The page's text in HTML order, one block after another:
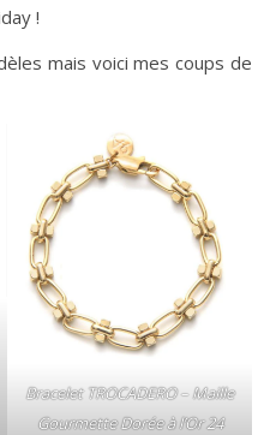
!
mais voici mes coups de
Bracelet TROCADERO – Maille
Gourmette Dorée à l’Or 24